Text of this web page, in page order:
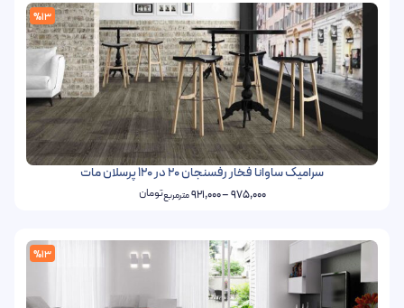
%13
سرامیک ساوانا فخار رفسنجان 20 در 120 پرسلان مات
975,000
–
921,000مترمربعتومان
%13